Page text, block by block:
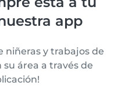
app
niñeras y trabajos de
área a través de